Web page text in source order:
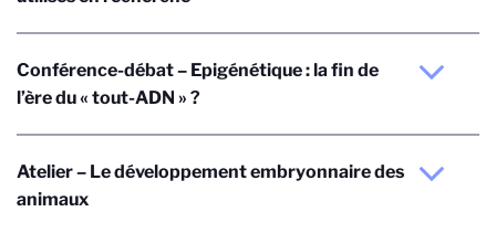
Conférence-débat – Epigénétique : la fin de
l’ère du « tout-ADN » ?
Atelier – Le développement embryonnaire des
animaux